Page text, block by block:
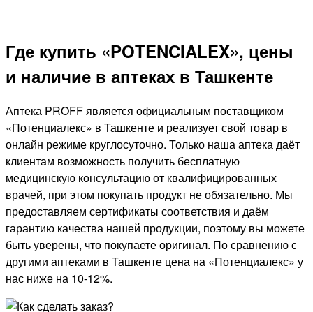
Где купить «POTENCIALEX», цены
и наличие в аптеках в Ташкенте
Аптека PROFF является официальным поставщиком
«Потенциалекс» в Ташкенте и реализует свой товар в
онлайн режиме круглосуточно. Только наша аптека даёт
клиентам возможность получить бесплатную
медицинскую консультацию от квалифицированных
врачей, при этом покупать продукт не обязательно. Мы
предоставляем сертификаты соответствия и даём
гарантию качества нашей продукции, поэтому вы можете
быть уверены, что покупаете оригинал. По сравнению с
другими аптеками в Ташкенте цена на «Потенциалекс» у
нас ниже на 10-12%.